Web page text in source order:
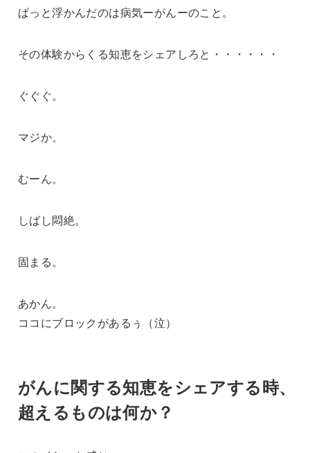
ぱっと浮かんだのは病気ーがんーのこと。
その体験からくる知恵をシェアしろと・・・・・・
ぐぐぐ。
マジか。
むーん。
しばし悶絶。
固まる。
あかん。
ココにブロックがあるぅ（泣）
がんに関する知恵をシェアする時、
超えるものは何か？